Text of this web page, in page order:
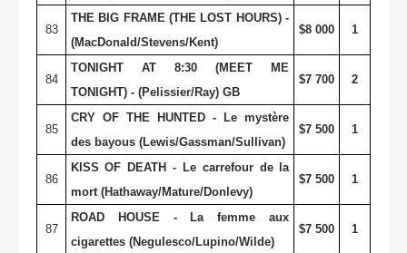
83
THE BIG FRAME (THE LOST HOURS) -
(MacDonald/Stevens/Kent)
$8 000 1
84
TONIGHT AT 8:30 (MEET ME
TONIGHT) - (Pelissier/Ray) GB
$7 700 2
85
CRY OF THE HUNTED - Le mystère
des bayous (Lewis/Gassman/Sullivan)
$7 500 1
86
KISS OF DEATH - Le carrefour de la
mort (Hathaway/Mature/Donlevy)
$7 500 1
87
ROAD HOUSE - La femme aux
cigarettes (Negulesco/Lupino/Wilde)
$7 500 1